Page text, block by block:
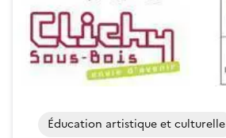
Éducation artistique et culturelle